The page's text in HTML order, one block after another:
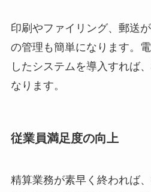
印刷やファイリング、郵送
の管理も簡単になります。
したシステムを導入すれば
なります。
従業員満足度の向上
精算業務が素早く終われば